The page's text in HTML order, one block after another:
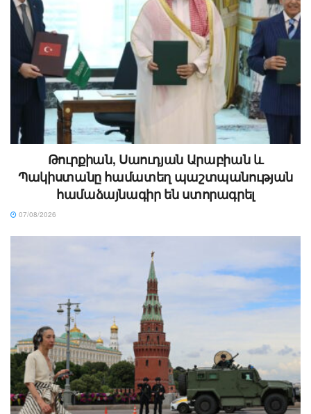
Թուրքիան, Սաուդյան Արաբիան և
Պակիստանը համատեղ պաշտպանության
համաձայնագիր են ստորագրել
07/08/2026